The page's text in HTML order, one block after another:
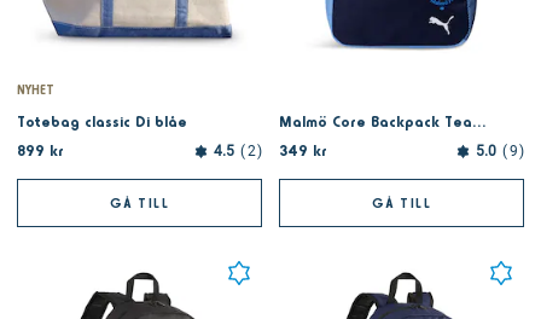
NYHET
Totebag classic Di blåe
899 kr
4.5 2
GÅ TILL
Malmö Core Backpack Team Light Blue
349 kr
5.0 9
GÅ TILL